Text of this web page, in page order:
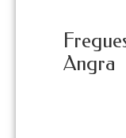
Angra